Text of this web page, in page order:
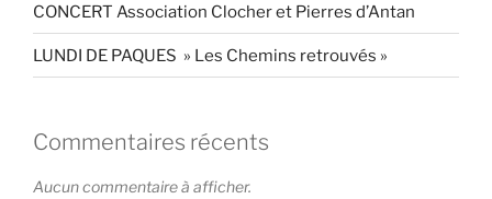
CONCERT Association Clocher et Pierres d’Antan
LUNDI DE PAQUES » Les Chemins retrouvés »
Commentaires récents
Aucun commentaire à afficher.